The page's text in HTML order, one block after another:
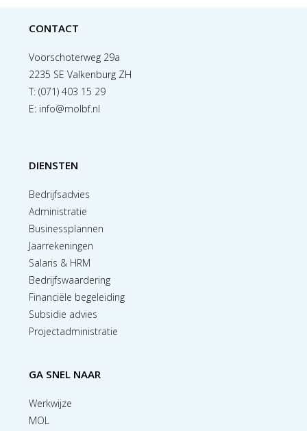
CONTACT
Voorschoterweg 29a
2235 SE Valkenburg ZH
T:(071) 403 15 29
E: info@molbf.nl
DIENSTEN
Bedrijfsadvies
Administratie
Businessplannen
Jaarrekeningen
Salaris & HRM
Bedrijfswaardering
Financiële begeleiding
Subsidie advies
Projectadministratie
GA SNEL NAAR
Werkwijze
MOL